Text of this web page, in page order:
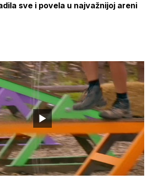
sve i povela u najvažnijoj areni